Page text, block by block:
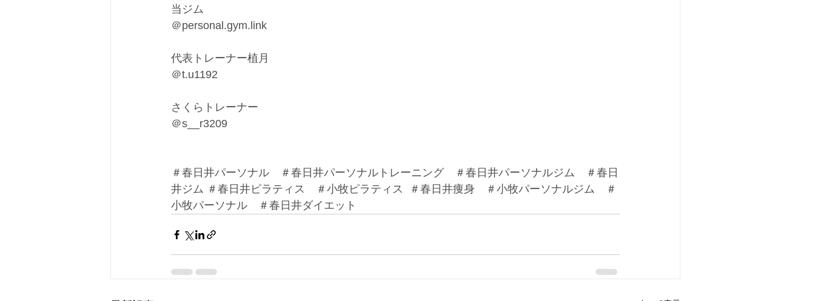
当ジム
＠personal.gym.link
代表トレーナー植月
＠t.u1192
さくらトレーナー
＠s__r3209
＃春日井パーソナル　＃春日井パーソナルトレーニング　＃春日井パーソナルジム　＃春日
井ジム ＃春日井ピラティス　＃小牧ピラティス  ＃春日井痩身　＃小牧パーソナルジム　＃
小牧パーソナル　＃春日井ダイエット